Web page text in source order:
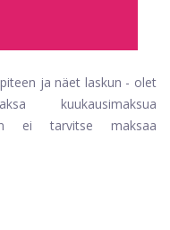
ja näet laskun - olet
kuukausimaksua
ei tarvitse maksaa